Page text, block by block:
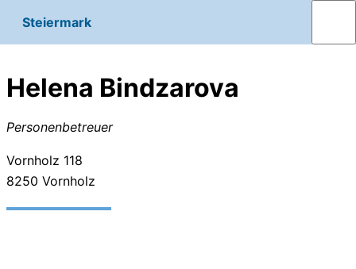
Steiermark
Helena Bindzarova
Personenbetreuer
Vornholz 118
8250 Vornholz